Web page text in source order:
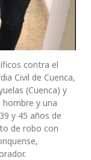
contra el
Civil de Cuenca,
(Cuenca) y
hombre y una
y 45 años de
de robo con